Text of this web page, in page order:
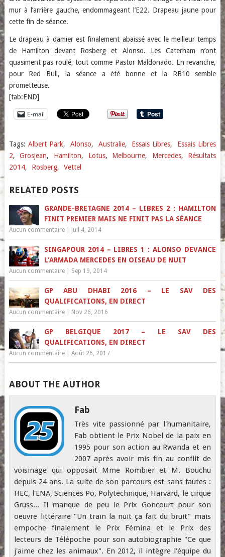
mur à l’arrière gauche, endommageant l’E22. Drapeau jaune pour
cette fin de séance.
Le drapeau à damier est finalement abaissé avec le meilleur temps
de Hamilton devant Rosberg et Alonso. Les Caterham n’ont
quasiment pas roulé, tout comme Pastor Maldonado. En revanche,
pour Red Bull, la séance a été bonne et la RB10 semble
prometteuse.
[tab:END]
E-mail
Tags: Albert Park, Alonso, Australie, Essais Libres,
Essais Libres
2, Grosjean, Hamilton, Lotus, Melbourne, Mercedes,
Résultats
2014, Rosberg, Vettel
RELATED POSTS
GRANDE-BRETAGNE 2014 – LIBRES 2 : HAMILTON
FINIT PREMIER MAIS NE FINIT PAS LA SÉANCE
Aucun commentaire| Juil 4, 2014
SINGAPOUR 2014 – LIBRES 1 : ALONSO DEVANCE
L’ARMADA MERCEDES EN OISEAU DE NUIT
Aucun commentaire| Sep 19, 2014
GP ABU DHABI 2016 – LE SAV DES
QUALIFICATIONS, EN DIRECT
Aucun commentaire| Nov 26, 2016
GP BELGIQUE 2017 – LE SAV DES
QUALIFICATIONS, EN DIRECT
Aucun commentaire| Août 26, 2017
ABOUT THE AUTHOR
Fab
Très vite passionné par l'humanitaire,
Fab obtient le Prix Nobel de la paix en
1995 pour son action au Rwanda et en
2007 après avoir mis fin au conflit de
voisinage qui opposait Mme Rombier et M. Bouchu
depuis 24 ans. La suite de son parcours est sans fautes :
HEC, l'ENA, Sciences Po, Polytechnique, Harvard, le cirque
Gruss... Il manque de peu le Prix Goncourt pour son
oeuvre littéraire "Un train la nuit ça fait du bruit" mais
empoche finalement le Prix Fémina et le Prix des
lecteurs de Télépoche pour son autobiographie "Ce que
j'aime chez les animaux". En 2012, il intègre l'équipe du